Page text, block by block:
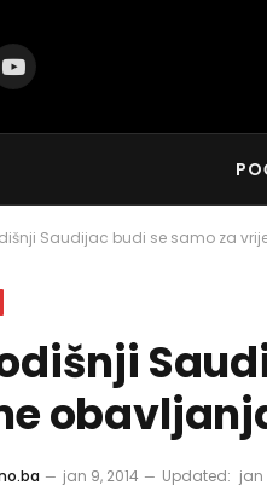
YouTube
Saudijac budi se samo za
jan 9, 2014 Updated: jan